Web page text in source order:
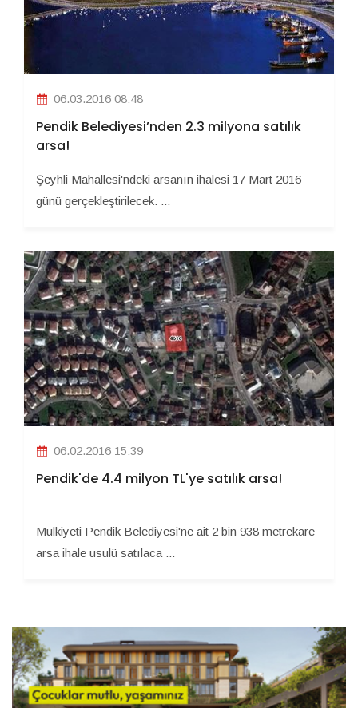
06.03.2016 08:48
Pendik Belediyesi’nden 2.3 milyona satılık
arsa!
Şeyhli Mahallesi'ndeki arsanın ihalesi 17 Mart 2016
günü gerçekleştirilecek. ...
06.02.2016 15:39
Pendik'de 4.4 milyon TL'ye satılık arsa!
Mülkiyeti Pendik Belediyesi'ne ait 2 bin 938 metrekare
arsa ihale usulü satılaca ...